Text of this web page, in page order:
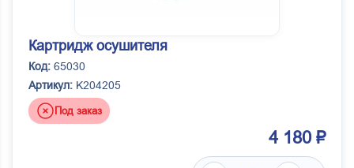
Картридж осушителя
Код: 65030
Артикул: K204205
Под заказ
4 180 ₽